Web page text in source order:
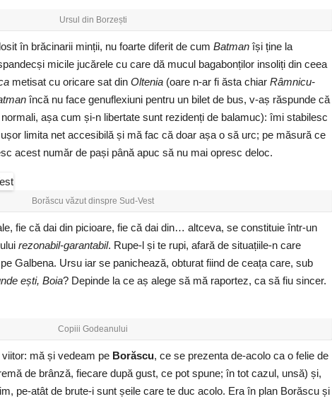
Ursul din Borzești
în brăcinarii minții, nu foarte diferit de cum Batman își ține la
micile jucărele cu care dă mucul bagabonților insoliți din ceea
metisat cu oricare sat din Oltenia (oare n-ar fi ăsta chiar Râmnicu-
încă nu face genuflexiuni pentru un bilet de bus, v-aș răspunde că
așa cum și-n libertate sunt rezidenți de balamuc): îmi stabilesc
limita net accesibilă și mă fac că doar așa o să urc; pe măsură ce
acest număr de pași până apuc să nu mai opresc deloc.
Borăscu văzut dinspre Sud-Vest
fie că dai din picioare, fie că dai din… altceva, se constituie într-un
rezonabil-garantabil. Rupe-l și te rupi, afară de situațiile-n care
Galbena. Ursu iar se panichează, obturat fiind de ceața care, sub
ești, Boia? Depinde la ce aș alege să mă raportez, ca să fiu sincer.
Copiii Godeanului
mă și vedeam pe Borăscu, ce se prezenta de-acolo ca o felie de
de brânză, fiecare după gust, ce pot spune; în tot cazul, unsă) și,
pe-atât de brute-i sunt șeile care te duc acolo. Era în plan Borăscu și